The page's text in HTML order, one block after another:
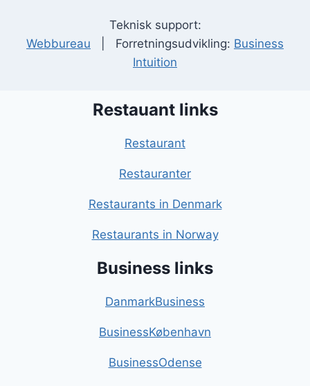
Teknisk support:
Webbureau | Forretningsudvikling: Business
Intuition
Restauant links
Restaurant
Restauranter
Restaurants in Denmark
Restaurants in Norway
Business links
DanmarkBusiness
BusinessKøbenhavn
BusinessOdense